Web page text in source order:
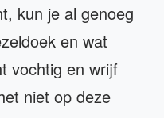
kun je al genoeg
en wat
vochtig en wrijf
niet op deze